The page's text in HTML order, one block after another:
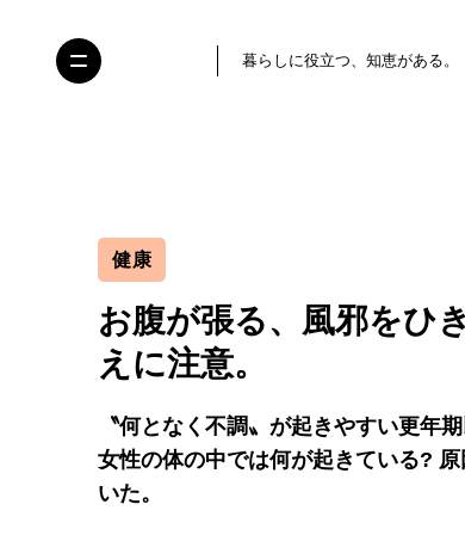
暮らしに役立つ、知恵がある。
健康
お腹が張る、風邪をひ
えに注意。
〝何となく不調〟が起きやすい更年期
女性の体の中では何が起きている?
いた。